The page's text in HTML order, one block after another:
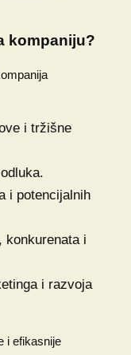
kompaniju?
i tržišne
i potencijalnih
konkurenata i
i razvoja
i efikasnije